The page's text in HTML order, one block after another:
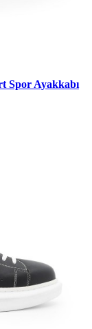
Spor Ayakkabı